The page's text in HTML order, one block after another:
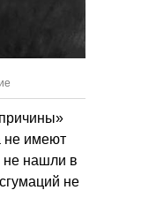
не имеют
не нашли в
не